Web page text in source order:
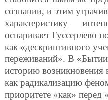
сознании, и этим
характеристику —
оспаривает Гуссерлево
как «дескриптивного
переживаний». В
историю возникновения
как радикализацию
приоритете «как» перед